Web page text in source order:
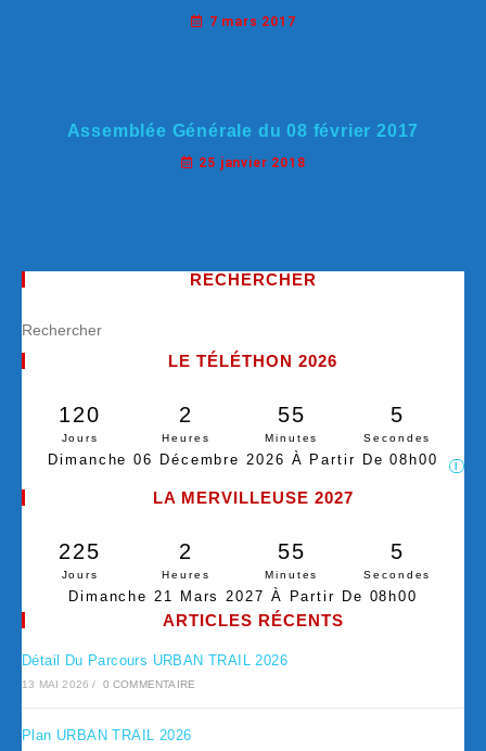
7 mars 2017
Assemblée Générale du 08 février 2017
25 janvier 2018
RECHERCHER
LE TÉLÉTHON 2026
120
Jours
2
Heures
55
Minutes
5
Secondes
Dimanche 06 Décembre 2026 À Partir De 08h00
LA MERVILLEUSE 2027
225
Jours
2
Heures
55
Minutes
5
Secondes
Dimanche 21 Mars 2027 À Partir De 08h00
ARTICLES RÉCENTS
Détail Du Parcours URBAN TRAIL 2026
13 MAI 2026 / 0 COMMENTAIRE
Plan URBAN TRAIL 2026